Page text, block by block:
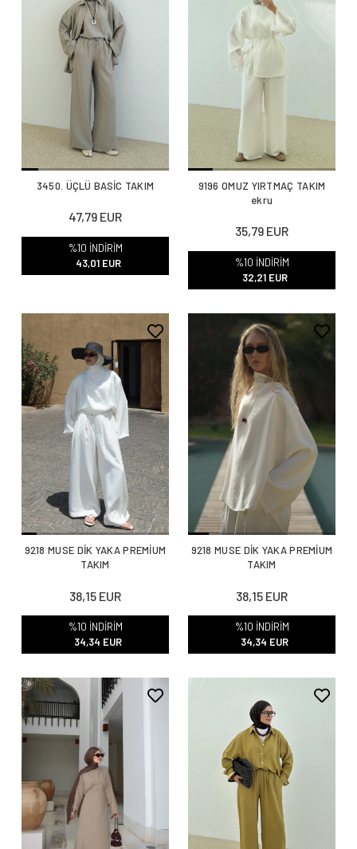
3450. ÜÇLÜ BASİC TAKIM
47,79 EUR
%10 İNDİRİM
43,01 EUR
9196 OMUZ YIRTMAÇ TAKIM
ekru
35,79 EUR
%10 İNDİRİM
32,21 EUR
9218 MUSE DİK YAKA PREMİUM
TAKIM
38,15 EUR
%10 İNDİRİM
34,34 EUR
9218 MUSE DİK YAKA PREMİUM
TAKIM
38,15 EUR
%10 İNDİRİM
34,34 EUR